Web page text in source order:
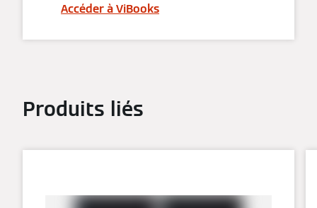
Accéder à ViBooks
Produits liés